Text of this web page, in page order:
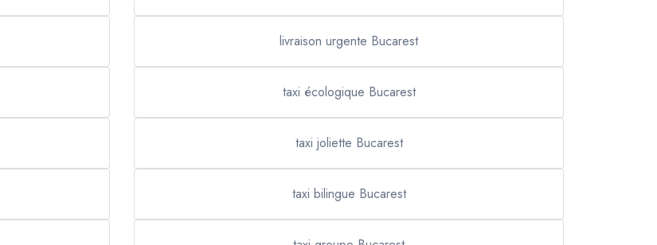
livraison urgente Bucarest
taxi écologique Bucarest
taxi joliette Bucarest
taxi bilingue Bucarest